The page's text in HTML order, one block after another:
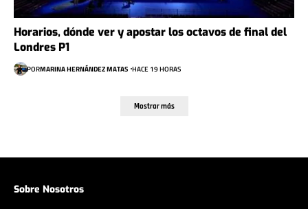
Horarios, dónde ver y apostar los octavos de final del
Londres P1
PORMARINA HERNÁNDEZ MATAS HACE 19 HORAS
Mostrar más
Sobre Nosotros